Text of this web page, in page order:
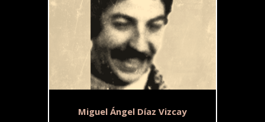
Miguel Ángel Díaz Vizcay